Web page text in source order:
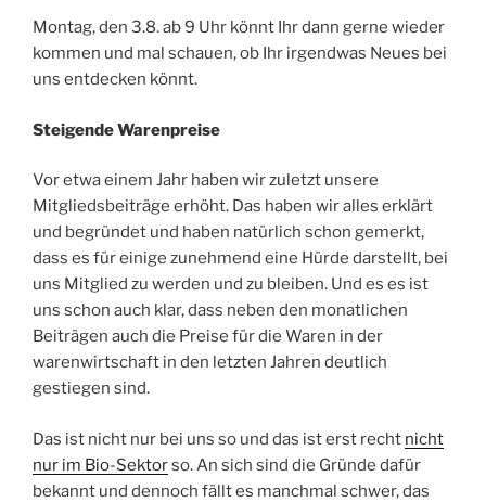
Montag, den 3.8. ab 9 Uhr könnt Ihr dann gerne wieder
kommen und mal schauen, ob Ihr irgendwas Neues bei
uns entdecken könnt.
Steigende Warenpreise
Vor etwa einem Jahr haben wir zuletzt unsere
Mitgliedsbeiträge erhöht. Das haben wir alles erklärt
und begründet und haben natürlich schon gemerkt,
dass es für einige zunehmend eine Hürde darstellt, bei
uns Mitglied zu werden und zu bleiben. Und es es ist
uns schon auch klar, dass neben den monatlichen
Beiträgen auch die Preise für die Waren in der
warenwirtschaft in den letzten Jahren deutlich
gestiegen sind.
Das ist nicht nur bei uns so und das ist erst recht nicht
nur im Bio-Sektorso. An sich sind die Gründe dafür
bekannt und dennoch fällt es manchmal schwer, das